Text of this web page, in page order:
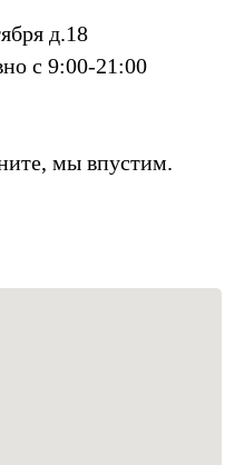
д.18
с 9:00-21:00
мы впустим.